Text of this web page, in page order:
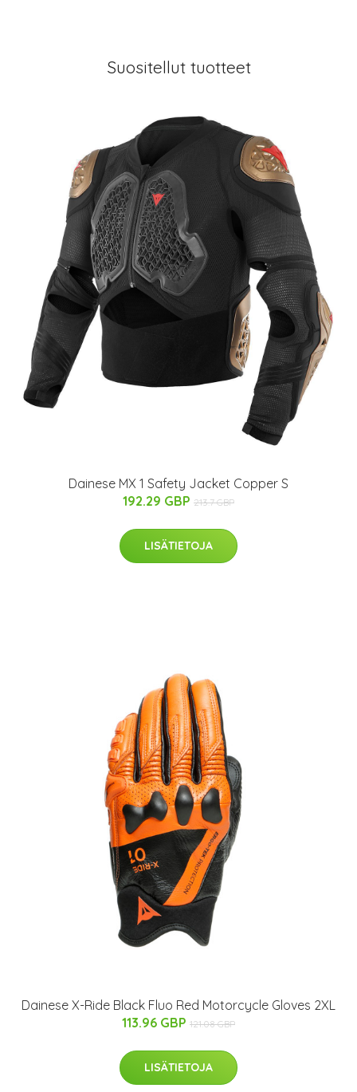
Suositellut tuotteet
Dainese MX 1 Safety Jacket Copper S
192.29 GBP 213.7 GBP
LISÄTIETOJA
Dainese X-Ride Black Fluo Red Motorcycle Gloves 2XL
113.96 GBP 121.08 GBP
LISÄTIETOJA